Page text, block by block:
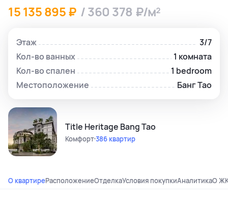
15 135 895 ₽ / 360 378 ₽/м²
Этаж
3/7
Кол-во ванных
1 комната
Кол-во спален
1 bedroom
Местоположение
Банг Тао
Title Heritage Bang Tao
Комфорт386 квартир
О квартиреРасположениеОтделкаУсловия покупкиАналитикаО